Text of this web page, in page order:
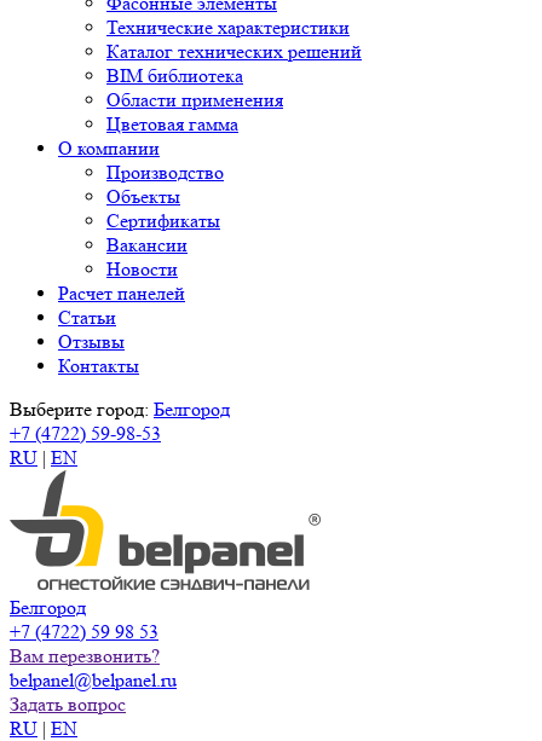
Технические характеристики
Каталог технических решений
BIM библиотека
Области применения
Цветовая гамма
О компании
Производство
Объекты
Сертификаты
Вакансии
Новости
Расчет панелей
Статьи
Отзывы
Контакты
Выберите город: Белгород
+7 (4722) 59-98-53
RU | EN
Белгород
+7 (4722) 59 98 53
Вам перезвонить?
belpanel@belpanel.ru
Задать вопрос
RU | EN